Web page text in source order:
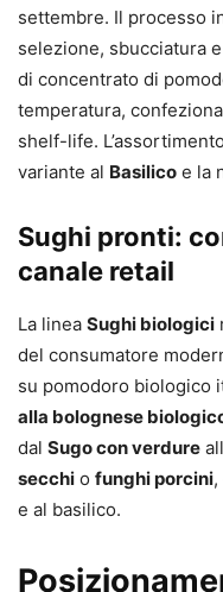
settembre. Il processo
selezione, sbucciatura
di concentrato di
temperatura,
shelf-life.
variante al Basilico e la
Sughi pronti:
canale retail
La linea Sughi biologici
del consumatore
su pomodoro biologico
alla bolognese
dal Sugo con verdure
secchi o funghi porcini
e al basilico.